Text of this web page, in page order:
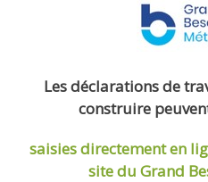
Les déclarations de
construire
saisies directement en
site du Grand